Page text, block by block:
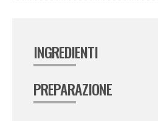
INGREDIENTI
PREPARAZIONE